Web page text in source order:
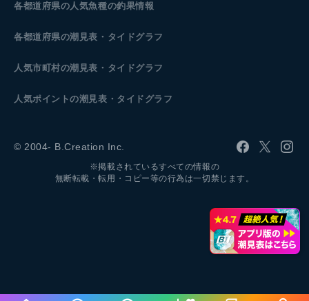
各都道府県の人気魚種の釣果情報
各都道府県の潮見表 ・タイドグラフ
人気市町村の潮見表・タイドグラフ
人気ポイントの潮見表・タイドグラフ
© 2004- B.Creation Inc.
※掲載されているすべての情報の
無断転載・転用・コピー等の行為は一切禁じます。